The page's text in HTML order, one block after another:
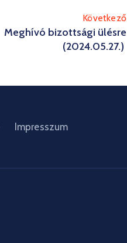
Következő
Meghívó bizottsági ülésre
(2024.05.27.)
Impresszum